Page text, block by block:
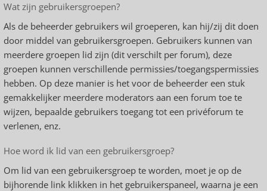
Wat zijn gebruikersgroepen?
Als de beheerder gebruikers wil groeperen, kan hij/zij dit doen
door middel van gebruikersgroepen. Gebruikers kunnen van
meerdere groepen lid zijn (dit verschilt per forum), deze
groepen kunnen verschillende permissies/toegangspermissies
hebben. Op deze manier is het voor de beheerder een stuk
gemakkelijker meerdere moderators aan een forum toe te
wijzen, bepaalde gebruikers toegang tot een privéforum te
verlenen, enz.
Hoe word ik lid van een gebruikersgroep?
Om lid van een gebruikersgroep te worden, moet je op de
bijhorende link klikken in het gebruikerspaneel, waarna je een